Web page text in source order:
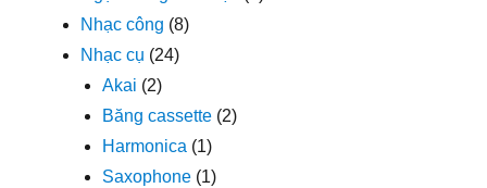
Nhạc công (8)
Nhạc cụ (24)
Akai (2)
Băng cassette (2)
Harmonica (1)
Saxophone (1)